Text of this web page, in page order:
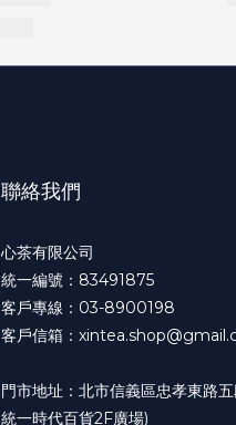
聯絡我們
心茶有限公司
統一編號：83491875
客戶專線：03-8900198
客戶信箱：
門市地址：北市信義區忠孝東路
統一時代百貨2F廣場)